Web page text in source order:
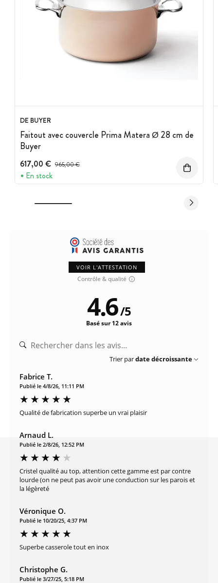
DE BUYER
Faitout avec couvercle Prima Matera Ø 28 cm de
Buyer
617,00 € Prix avant réduction :
965,00 €
En stock
VOIR L'ATTESTATION
Contrôle & qualité
4.6/5
Basé sur 12 avis
Trier pardate décroissante
Fabrice T.
Publié le 4/8/26, 11:11 PM
Qualité de fabrication superbe un vrai plaisir
Arnaud L.
Publié le 2/8/26, 12:52 PM
Cristel qualité au top, attention cette gamme est par contre
lourde (on ne peut pas avoir une conduction sur les parois et
la légèreté
Véronique O.
Publié le 10/20/25, 4:37 PM
Superbe casserole tout en inox
Christophe G.
Publié le 3/27/25, 5:18 PM